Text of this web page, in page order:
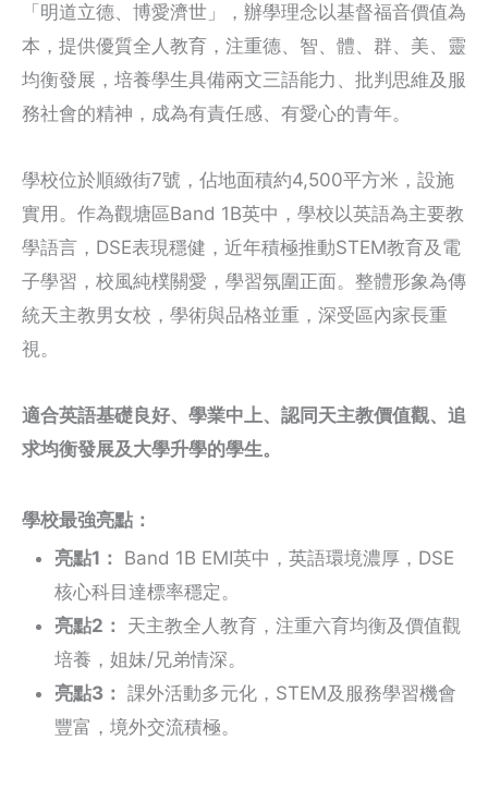
「明道立德、博愛濟世」，辦學理念以基督福音價值為
本，提供優質全人教育，注重德、智、體、群、美、靈
均衡發展，培養學生具備兩文三語能力、批判思維及服
務社會的精神，成為有責任感、有愛心的青年。
學校位於順緻街7號，佔地面積約4,500平方米，設施
實用。作為觀塘區Band 1B英中，學校以英語為主要教
學語言，DSE表現穩健，近年積極推動STEM教育及電
子學習，校風純樸關愛，學習氛圍正面。整體形象為傳
統天主教男女校，學術與品格並重，深受區內家長重
視。
適合英語基礎良好、學業中上、認同天主教價值觀、追
求均衡發展及大學升學的學生。
學校最強亮點：
亮點1：
Band 1B EMI英中，英語環境濃厚，DSE
核心科目達標率穩定。
亮點2：
天主教全人教育，注重六育均衡及價值觀
培養，姐妹/兄弟情深。
亮點3： 課外活動多元化，STEM及服務學習機會
豐富，境外交流積極。